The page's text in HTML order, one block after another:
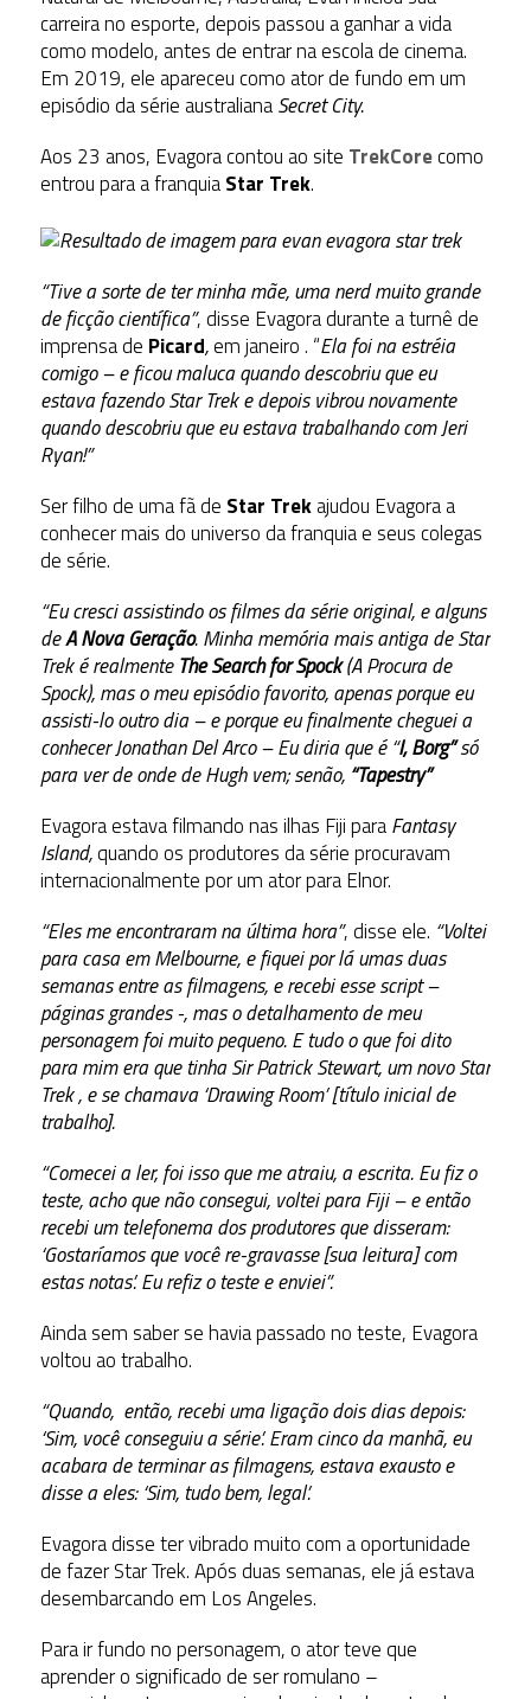
carreira no esporte, depois passou a ganhar a vida
como modelo, antes de entrar na escola de cinema.
Em 2019, ele apareceu como ator de fundo em um
episódio da série australianaSecret City.
Aos 23 anos, Evagora contou ao site TrekCorecomo
entrou para a franquiaStar Trek.
“Tive a sorte de ter minha mãe, uma nerd muito grande
de ficção científica”, disse Evagora durante a turnê de
imprensa de Picard,em janeiro . “Ela foi na estréia
comigo – e ficou maluca quando descobriu que eu
estava fazendo Star Trek e depois vibrou novamente
quando descobriu que eu estava trabalhando com Jeri
Ryan!”
Ser filho de uma fã de Star Trekajudou Evagora a
conhecer mais do universo da franquia e seus colegas
de série.
“Eu cresci assistindo os filmes da série original, e alguns
deA Nova Geração. Minha memória mais antiga de Star
Trek é realmenteThe Search for Spock(A Procura de
Spock), mas o meu episódio favorito, apenas porque eu
assisti-lo outro dia – e porque eu finalmente cheguei a
conhecer Jonathan Del Arco – Eu diria que é “I, Borg”só
para ver de onde de Hugh vem; senão, “Tapestry”
Evagora estava filmando nas ilhas Fiji paraFantasy
Island,quando os produtores da série procuravam
internacionalmente por um ator para Elnor.
“Eles me encontraram na última hora”, disse ele. “Voltei
para casa em Melbourne, e fiquei por lá umas duas
semanas entre as filmagens, e recebi esse script –
páginas grandes -, mas o detalhamento de meu
personagem foi muito pequeno. E tudo o que foi dito
para mim era que tinha Sir Patrick Stewart, um novo Star
Trek , e se chamava ‘Drawing Room’ [título inicial de
trabalho].
“Comecei a ler, foi isso que me atraiu, a escrita. Eu fiz o
teste, acho que não consegui, voltei para Fiji – e então
recebi um telefonema dos produtores que disseram:
‘Gostaríamos que você re-gravasse [sua leitura] com
estas notas’. Eu refiz o teste e enviei”.
Ainda sem saber se havia passado no teste, Evagora
voltou ao trabalho.
“Quando, então, recebi uma ligação dois dias depois:
‘Sim, você conseguiu a série’. Eram cinco da manhã, eu
acabara de terminar as filmagens, estava exausto e
disse a eles: ‘Sim, tudo bem, legal’.
Evagora disse ter vibrado muito com a oportunidade
de fazer Star Trek. Após duas semanas, ele já estava
desembarcando em Los Angeles.
Para ir fundo no personagem, o ator teve que
aprender o significado de ser romulano –